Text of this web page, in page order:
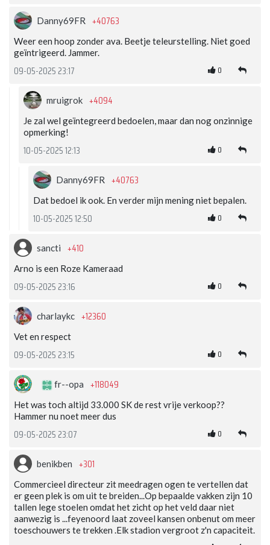
Danny69FR +40763
Weer een hoop zonder ava. Beetje teleurstelling. Niet goed
geïntrigeerd. Jammer.
09-05-2025 23:17 0
mruigrok +4094
Je zal wel geïntegreerd bedoelen, maar dan nog onzinnige
opmerking!
10-05-2025 12:13 0
Danny69FR +40763
Dat bedoel ik ook. En verder mijn mening niet bepalen.
10-05-2025 12:50 0
sancti +410
Arno is een Roze Kameraad
09-05-2025 23:16 0
charlaykc +12360
Vet en respect
09-05-2025 23:15 0
fr--opa +118049
Het was toch altijd 33.000 SK de rest vrije verkoop??
Hammer nu noet meer dus
09-05-2025 23:07 0
benikben +301
Commercieel directeur zit meedragen ogen te vertellen dat
er geen plek is om uit te breiden...Op bepaalde vakken zijn 10
tallen lege stoelen omdat het zicht op het veld daar niet
aanwezig is ...feyenoord laat zoveel kansen onbenut om meer
toeschouwers te trekken .Elk stadion vergroot z'n capaciteit.